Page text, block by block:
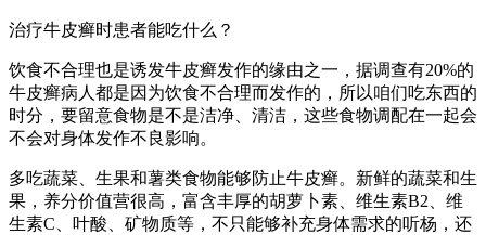
治疗牛皮癣时患者能吃什么？
饮食不合理也是诱发牛皮癣发作的缘由之一，据调查有20%的
牛皮癣病人都是因为饮食不合理而发作的，所以咱们吃东西的
时分，要留意食物是不是洁净、清洁，这些食物调配在一起会
不会对身体发作不良影响。
多吃蔬菜、生果和薯类食物能够防止牛皮癣。新鲜的蔬菜和生
果，养分价值营很高，富含丰厚的胡萝卜素、维生素B2、维
生素C、叶酸、矿物质等，不只能够补充身体需求的听杨，还